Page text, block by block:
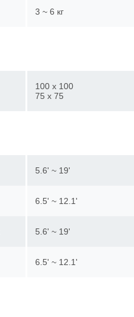
3 ~ 6 кг
100 x 100
75 x 75
5.6' ~ 19'
6.5' ~ 12.1'
5.6' ~ 19'
6.5' ~ 12.1'